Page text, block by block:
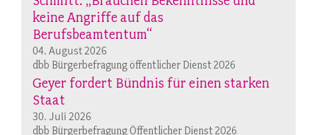
keine Angriffe auf das
Berufsbeamtentum“
04. August 2026
dbb Bürgerbefragung öffentlicher Dienst 2026
Geyer fordert Bündnis für einen starken
Staat
30. Juli 2026
dbb Bürgerbefragung Öffentlicher Dienst 2026